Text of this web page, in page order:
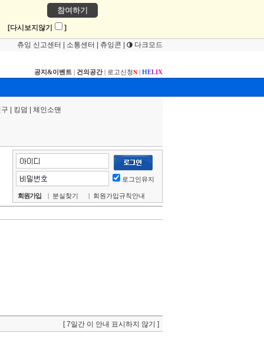
참여하기
[다시보지않기 ]
츄잉 신고센터 소통센터 츄잉콘 다크모드
공지&이벤트 | 건의공간| 로고신청N | HELIX
킹덤
체인소맨
로그인유지
회원가입 | 분실찾기 | 회원가입규칙안내
[ 7일간 이 안내 표시하지 않기 ]